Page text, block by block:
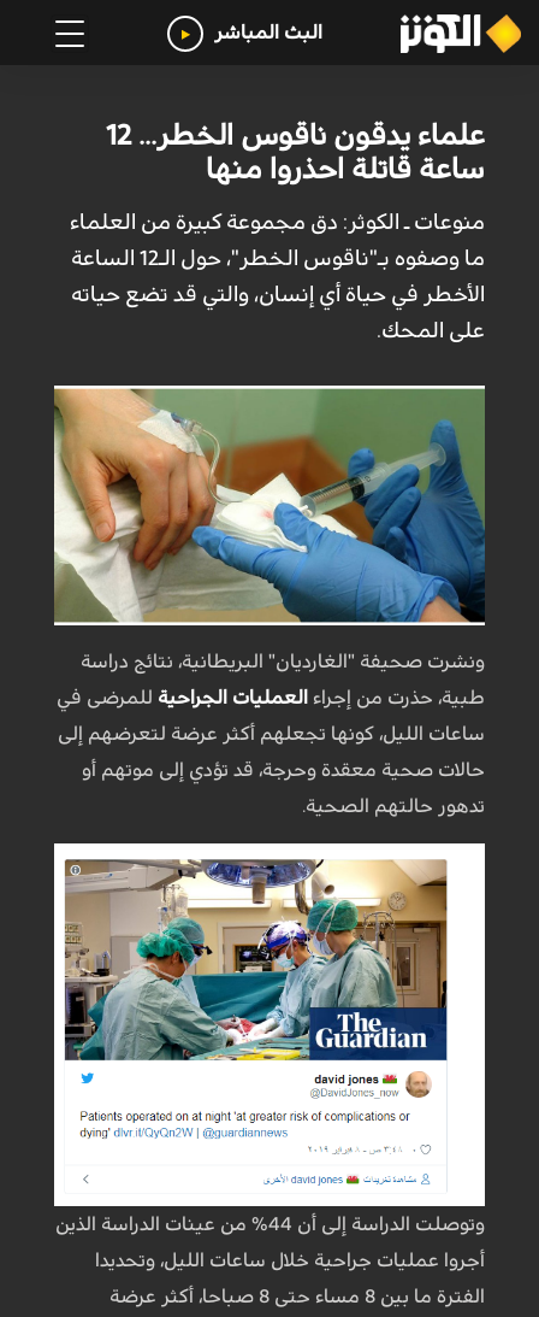
البث المباشر
علماء يدقون ناقوس الخطر... 12
ساعة قاتلة احذروا منها
منوعات ـ الكوثر: دق مجموعة كبيرة من العلماء
ما وصفوه بـ"ناقوس الخطر"، حول الـ12 الساعة
الأخطر في حياة أي إنسان، والتي قد تضع حياته
على المحك.
ونشرت صحيفة "الغارديان" البريطانية، نتائج دراسة
طبية، حذرت من إجراء العمليات الجراحية للمرضى في
ساعات الليل، كونها تجعلهم أكثر عرضة لتعرضهم إلى
حالات صحية معقدة وحرجة، قد تؤدي إلى موتهم أو
تدهور حالتهم الصحية.
وتوصلت الدراسة إلى أن 44% من عينات الدراسة الذين
أجروا عمليات جراحية خلال ساعات الليل، وتحديدا
الفترة ما بين 8 مساء حتى 8 صباحا، أكثر عرضة